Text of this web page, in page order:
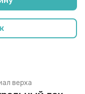
верха